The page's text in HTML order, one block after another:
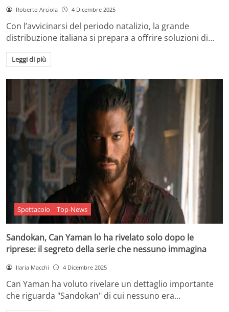
Roberto Arciola 4 Dicembre 2025
Con l’avvicinarsi del periodo natalizio, la grande
distribuzione italiana si prepara a offrire soluzioni di…
Leggi di più
Spettacolo Top-News
Sandokan, Can Yaman lo ha rivelato solo dopo le
riprese: il segreto della serie che nessuno immagina
Ilaria Macchi 4 Dicembre 2025
Can Yaman ha voluto rivelare un dettaglio importante
che riguarda "Sandokan" di cui nessuno era…